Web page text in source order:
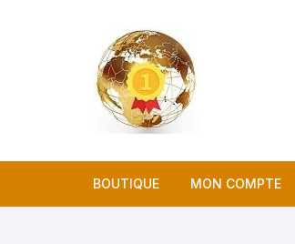
BOUTIQUE MON COMPTE